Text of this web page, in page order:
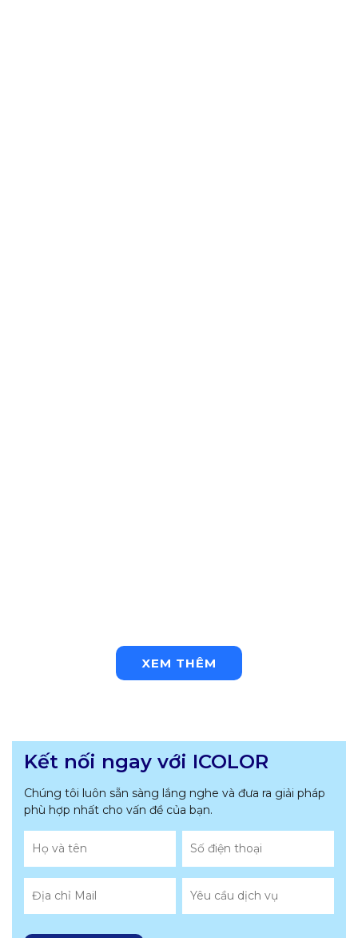
XEM THÊM
Kết nối ngay với ICOLOR
Chúng tôi luôn sẵn sàng lắng nghe và đưa ra giải pháp
phù hợp nhất cho vấn đề của bạn.